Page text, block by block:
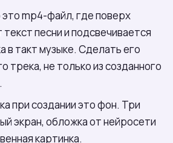
mp4-файл, где поверх
песни и подсвечивается
в такт музыке. Сделать его
трека, не только из созданного
при создании это фон. Три
экран, обложка от нейросети
картинка.